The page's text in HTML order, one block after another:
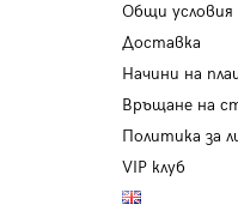
Общи условия
Доставка
Начини на
Връщане на
Политика за
VIP клуб